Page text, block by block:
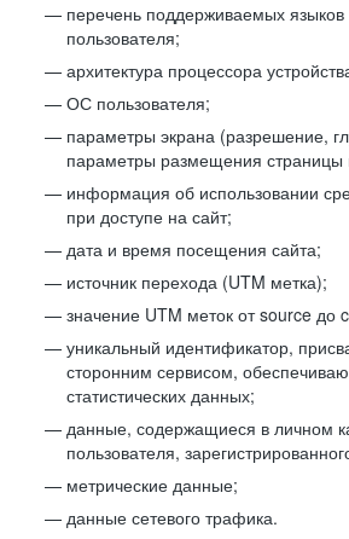
перечень поддерживаемых языков
пользователя;
архитектура процессора
ОС пользователя;
параметры экрана (разрешение,
параметры размещения страницы
информация об использовании
при доступе на сайт;
дата и время посещения сайта;
источник перехода (UTM метка);
значение UTM меток от source до
уникальный идентификатор,
сторонним сервисом,
статистических данных;
данные, содержащиеся в личном
пользователя,
метрические данные;
данные сетевого трафика.